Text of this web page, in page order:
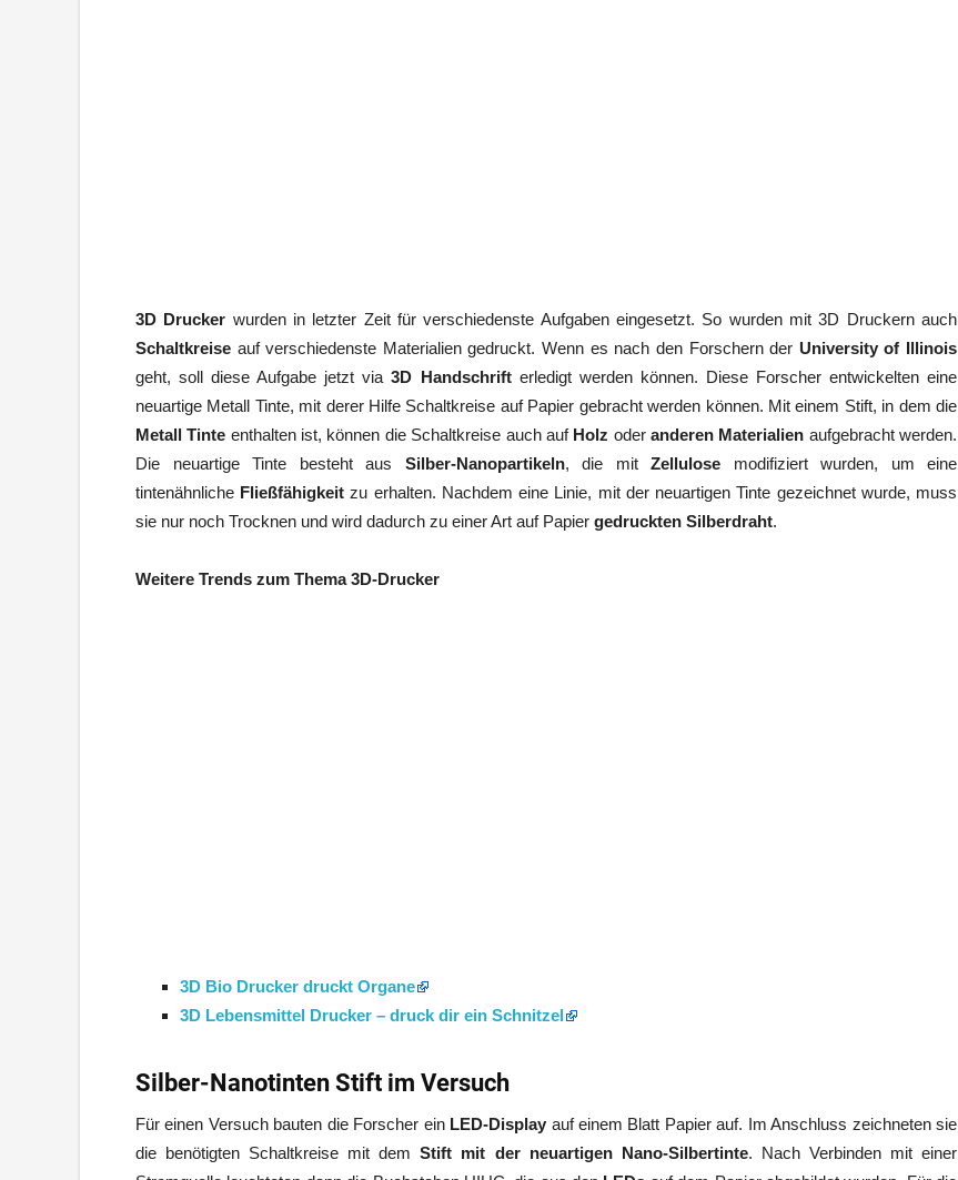
3D Drucker wurden in letzter Zeit für verschiedenste Aufgaben eingesetzt. So wurden mit 3D Druckern auch
Schaltkreise auf verschiedenste Materialien gedruckt. Wenn es nach den Forschern der University of Illinois
geht, soll diese Aufgabe jetzt via3D Handschrifterledigt werden können. Diese Forscher entwickelten eine
neuartige Metall Tinte, mit derer Hilfe Schaltkreise auf Papier gebracht werden können. Mit einem Stift, in dem die
Metall Tinte enthalten ist, können die Schaltkreise auch auf Holz oder anderen Materialien aufgebracht werden.
Die neuartige Tinte besteht aus Silber-Nanopartikeln, die mit Zellulose modifiziert wurden, um eine
tintenähnliche Fließfähigkeitzu erhalten. Nachdem eine Linie, mit der neuartigen Tinte gezeichnet wurde, muss
sie nur noch Trocknen und wird dadurch zu einer Art auf Papier gedruckten Silberdraht.
Weitere Trends zum Thema 3D-Drucker
3D Bio Drucker druckt Organe
3D Lebensmittel Drucker – druck dir ein Schnitzel
Silber-Nanotinten Stift im Versuch
Für einen Versuch bauten die Forscher ein LED-Display auf einem Blatt Papier auf. Im Anschluss zeichneten sie
die benötigten Schaltkreise mit demStift mit der neuartigen Nano-Silbertinte. Nach Verbinden mit einer